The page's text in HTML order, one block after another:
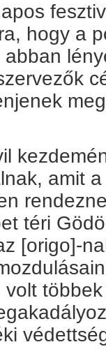
hogy a
amit
téri
[origo]-